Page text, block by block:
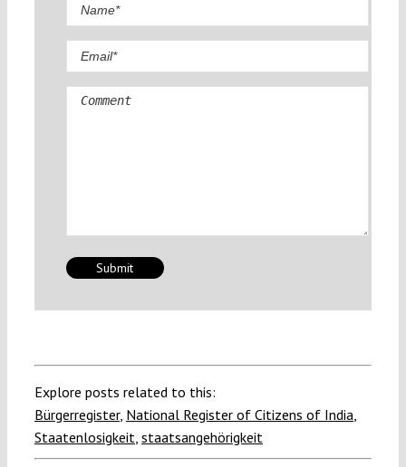
Comment
Explore posts related to this:
Bürgerregister, National Register of Citizens of India,
Staatenlosigkeit, staatsangehörigkeit